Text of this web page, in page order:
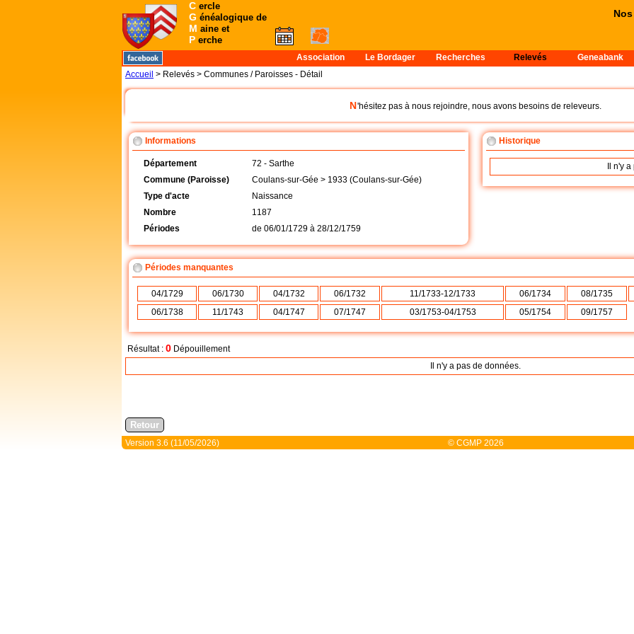
C ercle
G énéalogique de
M aine et
P erche
Association Le Bordager Recherches Relevés Geneabank
Accueil > Relevés > Communes / Paroisses - Détail
N'hésitez pas à nous rejoindre, nous avons besoins de releveurs.
Informations
Département
72 - Sarthe
Commune (Paroisse)
Coulans-sur-Gée > 1933 (Coulans-sur-Gée)
Type d'acte
Naissance
Nombre
1187
Périodes
de 06/01/1729 à 28/12/1759
Historique
Il n'y
Périodes manquantes
04/1729 06/1730 04/1732 06/1732 11/1733-12/1733 06/1734 08/1735
06/1738
11/1743 04/1747 07/1747 03/1753-04/1753 05/1754 09/1757
Résultat : 0 Dépouillement
Il n'y a pas de données.
Version 3.6 (11/05/2026) © CGMP 2026